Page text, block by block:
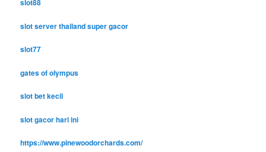
slot88
slot server thailand super gacor
slot77
gates of olympus
slot bet kecil
slot gacor hari ini
https://www.pinewoodorchards.com/